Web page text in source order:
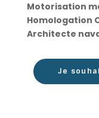
Motorisation
Homologation
Architecte
Je